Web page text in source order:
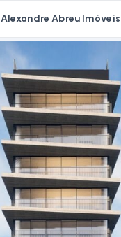
Alexandre Abreu Imóveis